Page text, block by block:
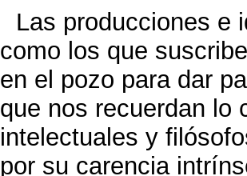
Las producciones e
como los que
en el pozo para dar
que nos recuerdan lo
intelectuales y
por su carencia